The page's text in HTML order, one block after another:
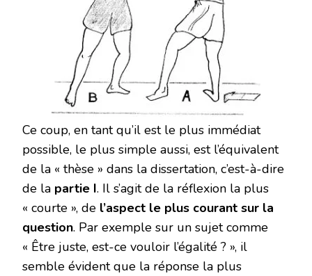
Ce coup, en tant qu’il est le plus immédiat
possible, le plus simple aussi, est l’équivalent
de la « thèse » dans la dissertation, c’est-à-dire
de la partie I. Il s’agit de la réflexion la plus
« courte », de l’aspect le plus courant sur la
question. Par exemple sur un sujet comme
« Être juste, est-ce vouloir l’égalité ? », il
semble évident que la réponse la plus